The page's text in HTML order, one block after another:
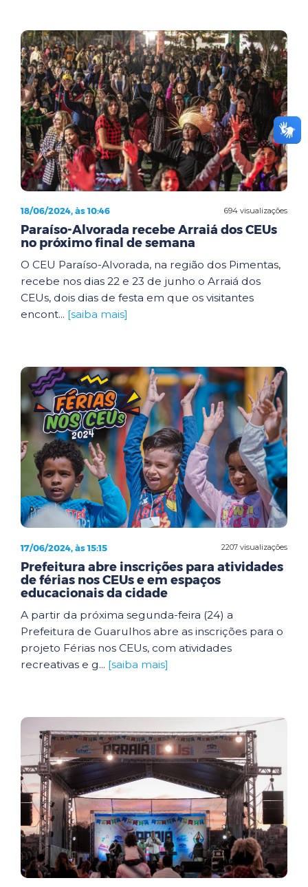
694 visualizações
18/06/2024, às 10:46
Paraíso-Alvorada recebe Arraiá dos CEUs
no próximo final de semana
O CEU Paraíso-Alvorada, na região dos Pimentas,
recebe nos dias 22 e 23 de junho o Arraiá dos
CEUs, dois dias de festa em que os visitantes
encont... [saiba mais]
2207 visualizações
17/06/2024, às 15:15
Prefeitura abre inscrições para atividades
de férias nos CEUs e em espaços
educacionais da cidade
A partir da próxima segunda-feira (24) a
Prefeitura de Guarulhos abre as inscrições para o
projeto Férias nos CEUs, com atividades
recreativas e g... [saiba mais]